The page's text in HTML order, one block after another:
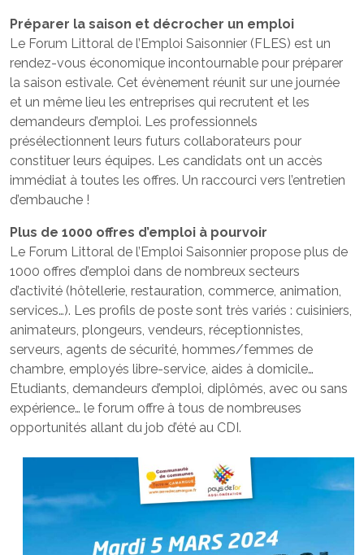
Préparer la saison et décrocher un emploi
Le Forum Littoral de l’Emploi Saisonnier (FLES) est un
rendez-vous économique incontournable pour préparer
la saison estivale. Cet évènement réunit sur une journée
et un même lieu les entreprises qui recrutent et les
demandeurs d’emploi. Les professionnels
présélectionnent leurs futurs collaborateurs pour
constituer leurs équipes. Les candidats ont un accès
immédiat à toutes les offres. Un raccourci vers l’entretien
d’embauche !
Plus de 1000 offres d’emploi à pourvoir
Le Forum Littoral de l’Emploi Saisonnier propose plus de
1000 offres d’emploi dans de nombreux secteurs
d’activité (hôtellerie, restauration, commerce, animation,
services…). Les profils de poste sont très variés : cuisiniers,
animateurs, plongeurs, vendeurs, réceptionnistes,
serveurs, agents de sécurité, hommes/femmes de
chambre, employés libre-service, aides à domicile…
Etudiants, demandeurs d’emploi, diplômés, avec ou sans
expérience… le forum offre à tous de nombreuses
opportunités allant du job d’été au CDI.